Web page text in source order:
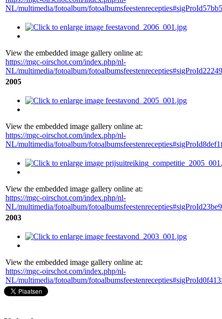
NL/multimedia/fotoalbum/
View the embedded image gallery online at:
https://mgc-oirschot.com/index.php/nl-
NL/multimedia/fotoalbum/
2005
View the embedded image gallery online at:
https://mgc-oirschot.com/index.php/nl-
NL/multimedia/fotoalbum/
View the embedded image gallery online at:
https://mgc-oirschot.com/index.php/nl-
NL/multimedia/fotoalbum/
2003
View the embedded image gallery online at:
https://mgc-oirschot.com/index.php/nl-
NL/multimedia/fotoalbum/